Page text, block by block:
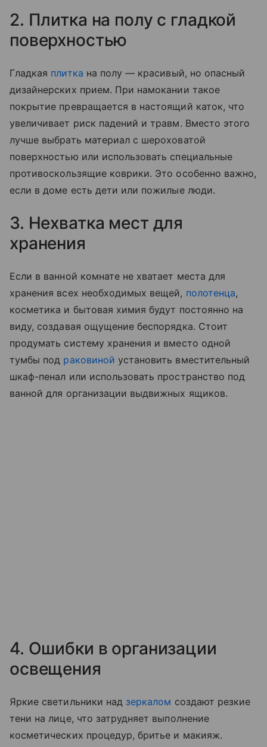
2. Плитка на полу с гладкой
поверхностью
Гладкая плитка на полу — красивый, но опасный
дизайнерских прием. При намокании такое
покрытие превращается в настоящий каток, что
увеличивает риск падений и травм. Вместо этого
лучше выбрать материал с шероховатой
поверхностью или использовать специальные
противоскользящие коврики. Это особенно важно,
если в доме есть дети или пожилые люди.
3. Нехватка мест для
хранения
Если в ванной комнате не хватает места для
хранения всех необходимых вещей, полотенца,
косметика и бытовая химия будут постоянно на
виду, создавая ощущение беспорядка. Стоит
продумать систему хранения и вместо одной
тумбы под раковиной установить вместительный
шкаф-пенал или использовать пространство под
ванной для организации выдвижных ящиков.
4. Ошибки в организации
освещения
Яркие светильники над зеркалом создают резкие
тени на лице, что затрудняет выполнение
косметических процедур, бритье и макияж.